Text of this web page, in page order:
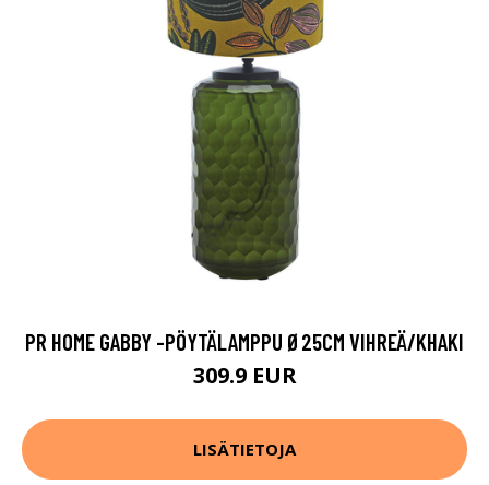
PR HOME GABBY -PÖYTÄLAMPPU Ø25CM VIHREÄ/KHAKI
309.9 EUR
LISÄTIETOJA